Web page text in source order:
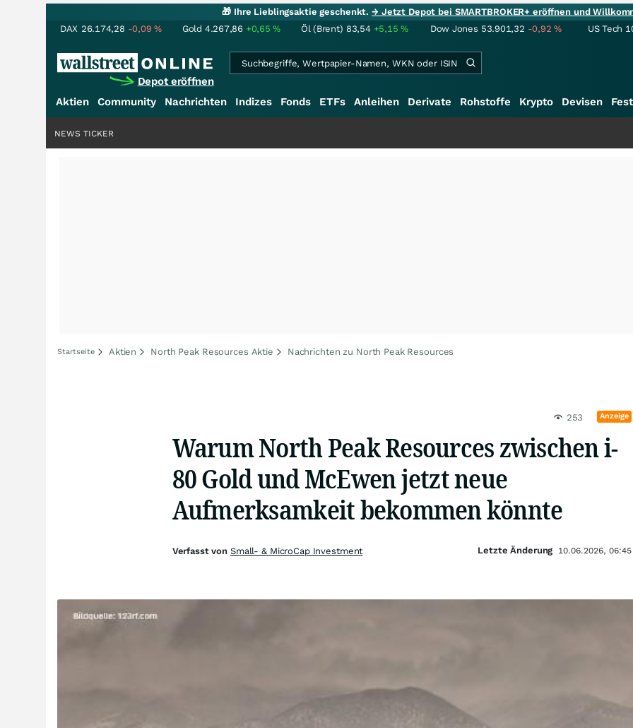
🎁 Ihre Lieblingsaktie geschenkt.→ Jetzt Depot bei SMARTBROKER+ eröffnen und
DAX 26.174,28 -0,09% Gold 4.267,86 +0,65% Öl (Brent) 83,54 +5,15% Dow Jones 53.901,32 -0,92% US Tech
Depot eröffnen
Aktien Community Nachrichten Indizes Fonds ETFs Anleihen Derivate Rohstoffe Krypto Devisen
NEWS TICKER
Startseite Aktien North Peak Resources Aktie Nachrichten zu North Peak Resources
253 Anzeige
Warum North Peak Resources zwischen i-
80 Gold und McEwen jetzt neue
Aufmerksamkeit bekommen könnte
Verfasst von Small- & MicroCap Investment Letzte Änderung 10.06.2026, 06:45